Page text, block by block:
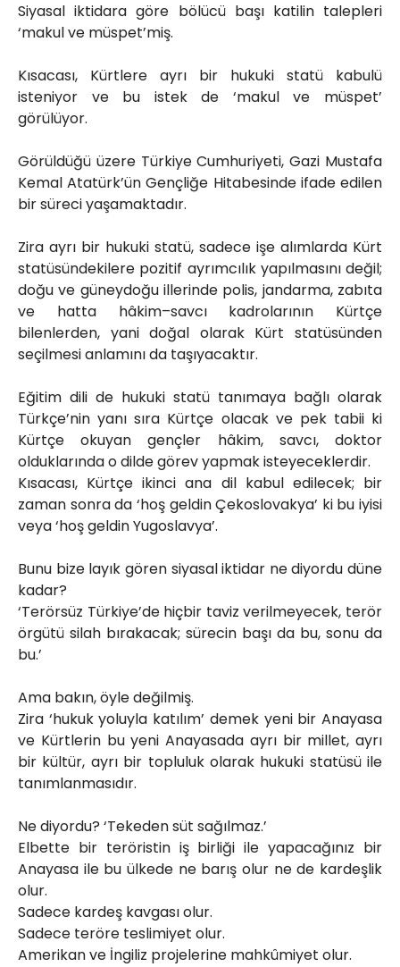
Siyasal iktidara göre bölücü başı katilin talepleri
‘makul ve müspet’miş.
Kısacası, Kürtlere ayrı bir hukuki statü kabulü
isteniyor ve bu istek de ‘makul ve müspet’
görülüyor.
Görüldüğü üzere Türkiye Cumhuriyeti, Gazi Mustafa
Kemal Atatürk’ün Gençliğe Hitabesinde ifade edilen
bir süreci yaşamaktadır.
Zira ayrı bir hukuki statü, sadece işe alımlarda Kürt
statüsündekilere pozitif ayrımcılık yapılmasını değil;
doğu ve güneydoğu illerinde polis, jandarma, zabıta
ve hatta hâkim–savcı kadrolarının Kürtçe
bilenlerden, yani doğal olarak Kürt statüsünden
seçilmesi anlamını da taşıyacaktır.
Eğitim dili de hukuki statü tanımaya bağlı olarak
Türkçe’nin yanı sıra Kürtçe olacak ve pek tabii ki
Kürtçe okuyan gençler hâkim, savcı, doktor
olduklarında o dilde görev yapmak isteyeceklerdir.
Kısacası, Kürtçe ikinci ana dil kabul edilecek; bir
zaman sonra da ‘hoş geldin Çekoslovakya’ ki bu iyisi
veya ‘hoş geldin Yugoslavya’.
Bunu bize layık gören siyasal iktidar ne diyordu düne
kadar?
‘Terörsüz Türkiye’de hiçbir taviz verilmeyecek, terör
örgütü silah bırakacak; sürecin başı da bu, sonu da
bu.’
Ama bakın, öyle değilmiş.
Zira ‘hukuk yoluyla katılım’ demek yeni bir Anayasa
ve Kürtlerin bu yeni Anayasada ayrı bir millet, ayrı
bir kültür, ayrı bir topluluk olarak hukuki statüsü ile
tanımlanmasıdır.
Ne diyordu? ‘Tekeden süt sağılmaz.’
Elbette bir teröristin iş birliği ile yapacağınız bir
Anayasa ile bu ülkede ne barış olur ne de kardeşlik
olur.
Sadece kardeş kavgası olur.
Sadece teröre teslimiyet olur.
Amerikan ve İngiliz projelerine mahkûmiyet olur.